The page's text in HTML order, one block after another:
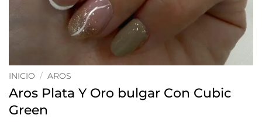
INICIO / AROS
Aros Plata Y Oro bulgar Con Cubic
Green